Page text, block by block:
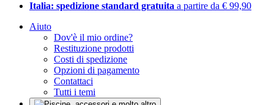
Italia: spedizione standard gratuita a partire da € 99,90
Aiuto
Dov'è il mio ordine?
Restituzione prodotti
Costi di spedizione
Opzioni di pagamento
Contattaci
Tutti i temi